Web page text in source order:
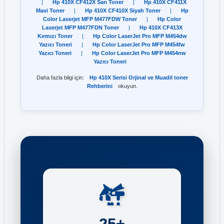
Hp 410X CF412X Sarı Toner
Hp 410X CF411X
Mavi Toner
| Hp 410X CF410X Siyah Toner |
Hp
Color Laserjet MFP M477FDW Toner
|
Hp Color
Laserjet MFP M477FDN Toner
|
Hp 410X CF413X
Kırmızı Toner
|
Hp Color LaserJet Pro MFP M454dw
Yazıcı Toneri
|
Hp Color LaserJet Pro MFP M454fw
Yazıcı Toneri
|
Hp Color LaserJet Pro MFP M454nw
Yazıcı Toneri
Daha fazla bilgi için:
Hp 410X Serisi Orjinal ve Muadil toner
Rehberini
okuyun.